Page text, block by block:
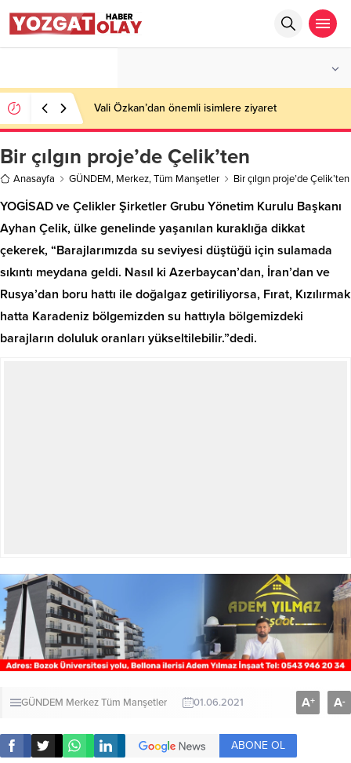
Vali Özkan’dan önemli isimlere ziyaret
Bir çılgın proje’de Çelik’ten
Anasayfa GÜNDEM, Merkez,Tüm Manşetler Bir çılgın proje’de Çelik’ten
YOGİSAD ve Çelikler Şirketler Grubu Yönetim Kurulu Başkanı
Ayhan Çelik, ülke genelinde yaşanılan kuraklığa dikkat
çekerek, “Barajlarımızda su seviyesi düştüğü için sulamada
sıkıntı meydana geldi. Nasıl ki Azerbaycan’dan, İran’dan ve
Rusya’dan boru hattı ile doğalgaz getiriliyorsa, Fırat, Kızılırmak
hatta Karadeniz bölgemizden su hattıyla bölgemizdeki
barajların doluluk oranları yükseltilebilir.”dedi.
GÜNDEM MerkezTüm Manşetler 01.06.2021 A+ A-
ABONE OL